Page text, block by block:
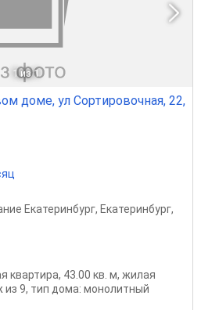
1 из 1
доме, ул Сортировочная, 22,
Екатеринбург, Екатеринбург,
квартира, 43.00 кв. м, жилая
из 9, тип дома: монолитный